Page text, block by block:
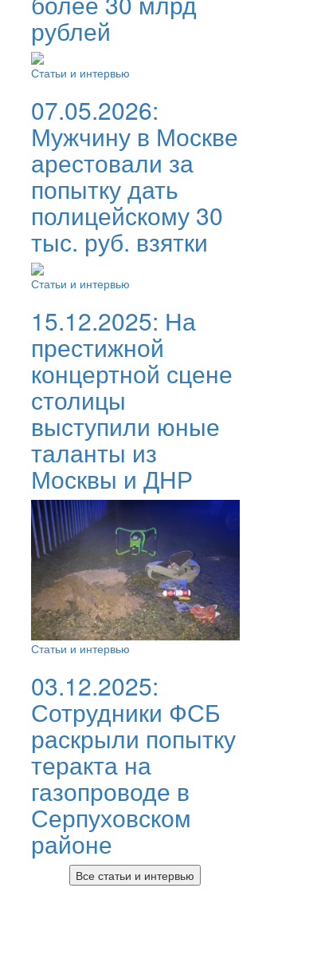
рублей
Статьи и интервью
07.05.2026:
Мужчину в Москве
арестовали за
попытку дать
полицейскому 30
тыс. руб. взятки
Статьи и интервью
15.12.2025: На
престижной
концертной сцене
столицы
выступили юные
таланты из
Москвы и ДНР
Статьи и интервью
03.12.2025:
Сотрудники ФСБ
раскрыли попытку
теракта на
газопроводе в
Серпуховском
районе
Все статьи и интервью